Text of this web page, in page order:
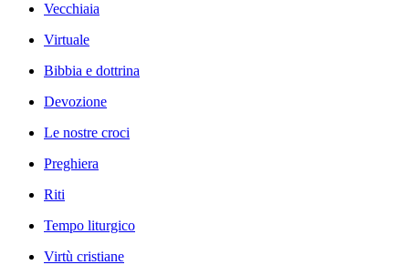
Vecchiaia
Virtuale
Bibbia e dottrina
Devozione
Le nostre croci
Preghiera
Riti
Tempo liturgico
Virtù cristiane